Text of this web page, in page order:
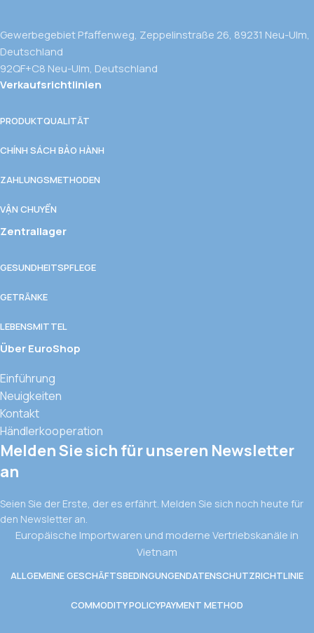
Gewerbegebiet Pfaffenweg, Zeppelinstraße 26, 89231 Neu-Ulm,
Deutschland
92QF+C8 Neu-Ulm, Deutschland
Verkaufsrichtlinien
PRODUKTQUALITÄT
CHÍNH SÁCH BẢO HÀNH
ZAHLUNGSMETHODEN
VẬN CHUYỂN
Zentrallager
GESUNDHEITSPFLEGE
GETRÄNKE
LEBENSMITTEL
Über EuroShop
Einführung
Neuigkeiten
Kontakt
Händlerkooperation
Melden Sie sich für unseren Newsletter
an
Seien Sie der Erste, der es erfährt. Melden Sie sich noch heute für
den Newsletter an.
Europäische Importwaren und moderne Vertriebskanäle in
Vietnam
ALLGEMEINE GESCHÄFTSBEDINGUNGENDATENSCHUTZRICHTLINIE
COMMODITY POLICYPAYMENT METHOD